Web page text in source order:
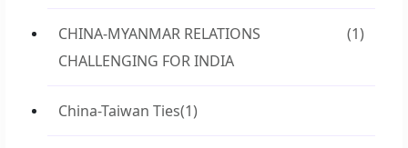
CHINA-MYANMAR RELATIONS
CHALLENGING FOR INDIA
(1)
China-Taiwan Ties(1)